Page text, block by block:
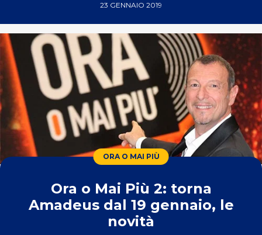
23 GENNAIO 2019
ORA O MAI PIÙ
Ora o Mai Più 2: torna
Amadeus dal 19 gennaio, le
novità